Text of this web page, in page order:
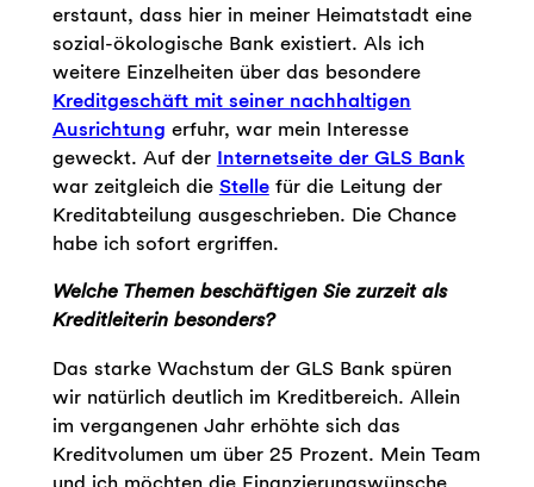
erstaunt, dass hier in meiner Heimatstadt eine
sozial-ökologische Bank existiert. Als ich
weitere Einzelheiten über das besondere
Kreditgeschäft mit seiner nachhaltigen
Ausrichtung erfuhr, war mein Interesse
geweckt. Auf der Internetseite der GLS Bank
war zeitgleich die Stellefür die Leitung der
Kreditabteilung ausgeschrieben. Die Chance
habe ich sofort ergriffen.
Welche Themen beschäftigen Sie zurzeit als
Kreditleiterin besonders?
Das starke Wachstum der GLS Bank spüren
wir natürlich deutlich im Kreditbereich. Allein
im vergangenen Jahr erhöhte sich das
Kreditvolumen um über 25 Prozent. Mein Team
und ich möchten die Finanzierungswünsche